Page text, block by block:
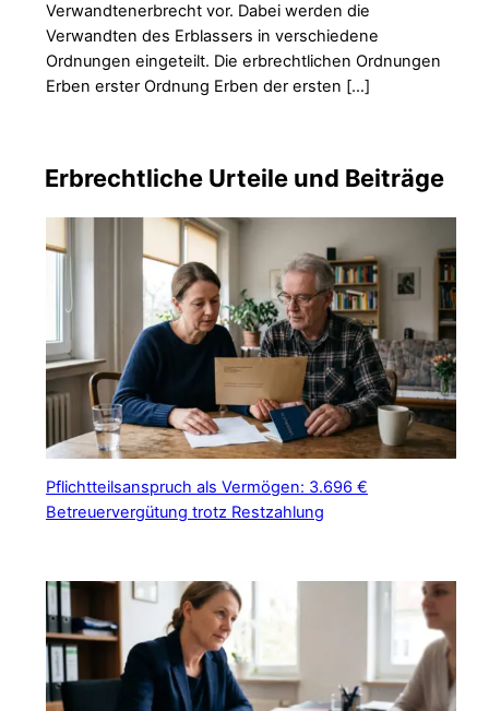
Verwandtenerbrecht vor. Dabei werden die
Verwandten des Erblassers in verschiedene
Ordnungen eingeteilt. Die erbrechtlichen Ordnungen
Erben erster Ordnung Erben der ersten […]
Erbrechtliche Urteile und Beiträge
Pflichtteilsanspruch als Vermögen: 3.696 €
Betreuervergütung trotz Restzahlung